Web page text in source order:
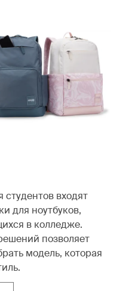
входят
для ноутбуков,
в колледже.
позволяет
модель, которая